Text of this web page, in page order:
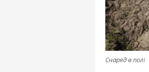
Снаряд в полі